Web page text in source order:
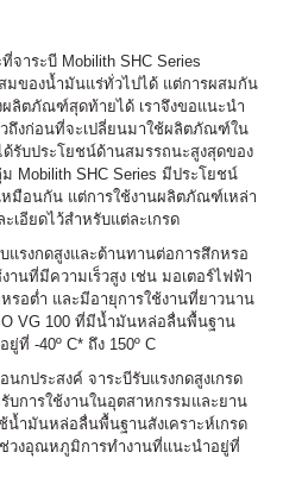
าระบี Mobilith SHC Series
ของน้ำมันแร่ทั่วไปได้ แต่การผสมกัน
ลิตภัณฑ์สุดท้ายได้ เราจึงขอแนะนำ
ถึงก่อนที่จะเปลี่ยนมาใช้ผลิตภัณฑ์ใน
ด้รับประโยชน์ด้านสมรรถนะสูงสุดของ
SHC Series มีประโยชน์
หมือนกัน แต่การใช้งานผลิตภัณฑ์เหล่า
เอียดไว้สำหรับแต่ละเกรด
แรงกดสูงและต้านทานต่อการสึกหรอ
านที่มีความเร็วสูง เช่น มอเตอร์ไฟฟ้า
รอต่ำ และมีอายุการใช้งานที่ยาวนาน
VG 100 ที่มีน้ำมันหล่อลื่นพื้นฐาน
ที่ -40º C* ถึง 150º C
กประสงค์ จาระบีรับแรงกดสูงเกรด
บการใช้งานในอุตสาหกรรมและยาน
น้ำมันหล่อลื่นพื้นฐานสังเคราะห์เกรด
ช่วงอุณหภูมิการทำงานที่แนะนำอยู่ที่